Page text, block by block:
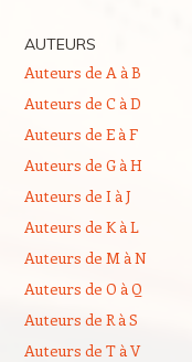
AUTEURS
Auteurs de A à B
Auteurs de C à D
Auteurs de E à F
Auteurs de G à H
Auteurs de I à J
Auteurs de K à L
Auteurs de M à N
Auteurs de O à Q
Auteurs de R à S
Auteurs de T à V